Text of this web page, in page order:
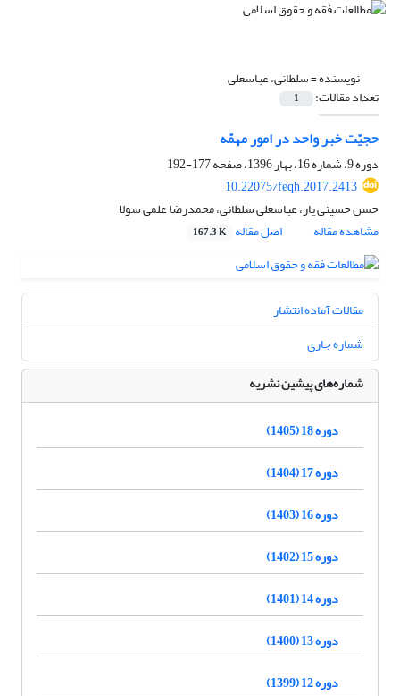
نویسنده =سلطانی، عباسعلی
تعداد مقالات: 1
حجیّت خبر واحد در امور مهمّه
دوره 9، شماره 16، بهار 1396، صفحه
177-192
10.22075/feqh.2017.2413
حسن حسینی یار، عباسعلی سلطانی، محمدرضا علمی سولا
مشاهده مقاله
اصل مقاله 167.3 K
مقالات آماده انتشار
شماره جاری
شماره‌های پیشین نشریه
دوره 18 (1405)
دوره 17 (1404)
دوره 16 (1403)
دوره 15 (1402)
دوره 14 (1401)
دوره 13 (1400)
دوره 12 (1399)